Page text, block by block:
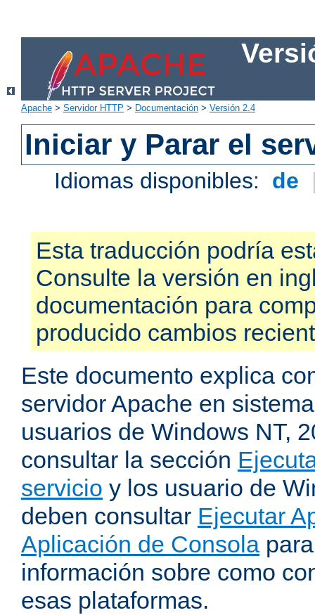
Apache > Servidor HTTP > Documentación > Versión 2.4
Iniciar y Parar el
Idiomas disponibles: de
Esta traducción podría
Consulte la versión en
documentación para
producido cambios
Este documento explica
servidor Apache en
usuarios de Windows NT,
consultar la sección
servicio y los usuario de
deben consultar Ejecutar
Aplicación de Consola
información sobre como
esas plataformas.